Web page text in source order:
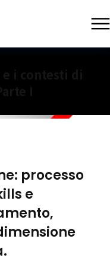
processo
e